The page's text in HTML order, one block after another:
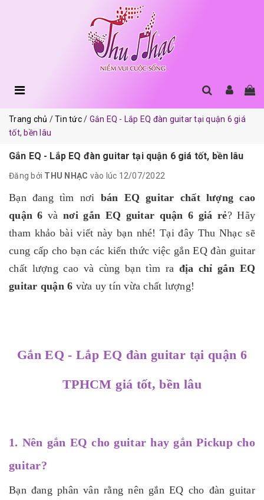
Trang chủ Tin tức
Gắn EQ - Lắp EQ đàn guitar tại quận 6 giá
tốt, bền lâu
Gắn EQ - Lắp EQ đàn guitar tại quận 6 giá tốt, bền lâu
Đăng bởi THU NHẠC vào lúc 12/07/2022
Bạn đang tìm nơi bán EQ guitar chất lượng cao
quận 6 vànơi gắn EQ guitar quận 6 giá rẻ? Hãy
tham khảo bài viết này bạn nhé! Tại đây Thu Nhạc sẽ
cung cấp cho bạn các kiến thức việc gắn EQ đàn guitar
chất lượng cao và cùng bạn tìm ra địa chỉ gắn EQ
guitar quận 6 vừa uy tín vừa chất lượng!
Gắn EQ - Lắp EQ đàn guitar tại quận 6
TPHCM giá tốt, bền lâu
1. Nên gắn EQ cho guitar hay gắn Pickup cho
guitar?
Bạn đang phân vân rằng nên gắn EQ cho đàn guitar